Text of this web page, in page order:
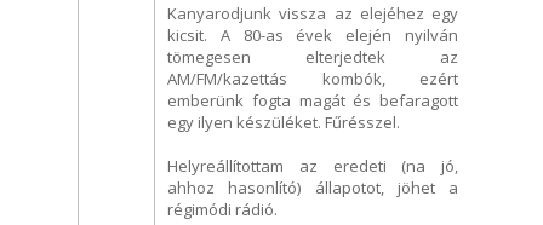
Kanyarodjunk vissza az elejéhez egy
kicsit. A 80-as évek elején nyilván
tömegesen elterjedtek az
AM/FM/kazettás kombók, ezért
emberünk fogta magát és befaragott
egy ilyen készüléket. Fűrésszel.
Helyreállítottam az eredeti (na jó,
ahhoz hasonlító) állapotot, jöhet a
régimódi rádió.